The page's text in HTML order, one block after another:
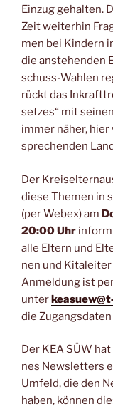
Ein­zug gehal­ten.
Zeit wei­ter­hin
men bei Kin­dern
die anste­hen­den
schuss-Wah­len
rückt das
set­zes“ mit
immer näher,
spre­chen­den
Der
die­se The­men in
(per Webex) am
20:00 Uhr
alle Eltern und
nen und
Anmel­dung ist
unter
die
Der KEA SÜW
nes News­let­ters
Umfeld, die den
haben, kön­nen